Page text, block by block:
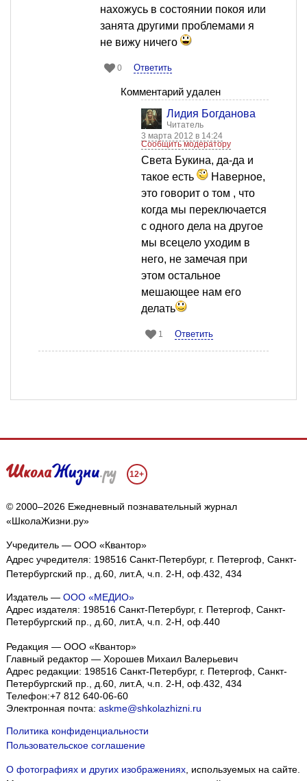
нахожусь в состоянии покоя или
занята другими проблемами я
не вижу ничего
0 Ответить
Комментарий удален
Лидия Богданова
Читатель
3 марта 2012 в 14:24
Сообщить модератору
Света Букина, да-да и
такое есть
Наверное,
это говорит о том , что
когда мы переключается
с одного дела на другое
мы всецело уходим в
него, не замечая при
этом остальное
мешающее нам его
делать
1 Ответить
12+
© 2000–2026 Ежедневный познавательный журнал
«ШколаЖизни.ру»
Учредитель — ООО «Квантор»
Адрес учредителя: 198516 Санкт-Петербург, г. Петергоф, Санкт-
Петербургский пр., д.60, лит.А, ч.п. 2-Н, оф.432, 434
Издатель — ООО «МЕДИО»
Адрес издателя: 198516 Санкт-Петербург, г. Петергоф, Санкт-
Петербургский пр., д.60, лит.А, ч.п. 2-Н, оф.440
Редакция — ООО «Квантор»
Главный редактор — Хорошев Михаил Валерьевич
Адрес редакции: 198516 Санкт-Петербург, г. Петергоф Санкт-
Петербургский пр., д.60, лит.А, ч.п. 2-Н, оф.432, 434
Телефон:+7 812 640-06-60
Электронная почта: askme@shkolazhizni.ru
Политика конфиденциальности
Пользовательское соглашение
О фотографиях и других изображениях, используемых на сайте.